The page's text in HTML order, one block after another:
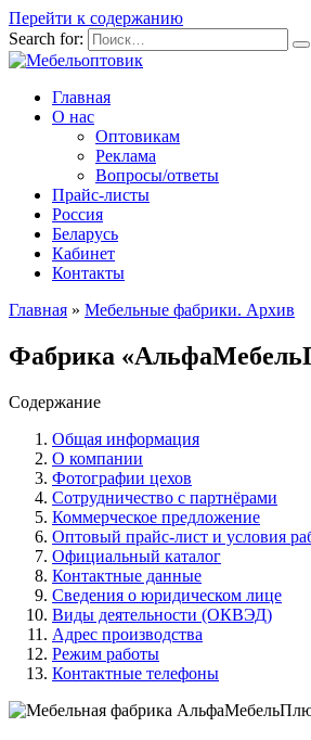
Перейти к содержанию
Search for:
Главная
О нас
Оптовикам
Реклама
Вопросы/ответы
Прайс-листы
Россия
Беларусь
Кабинет
Контакты
Главная » Мебельные фабрики. Архив
Фабрика
Содержание
Общая информация
О компании
Фотографии цехов
Сотрудничество с партнёрами
Коммерческое предложение
Оптовый прайс-лист и условия
Официальный каталог
Контактные данные
Сведения о юридическом лице
Виды деятельности (ОКВЭД)
Адрес производства
Режим работы
Контактные телефоны